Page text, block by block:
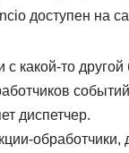
доступен на
какой-то
диспетчер.